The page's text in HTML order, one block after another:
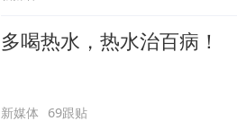
多喝热水，热水治百病！
新媒体 69跟贴